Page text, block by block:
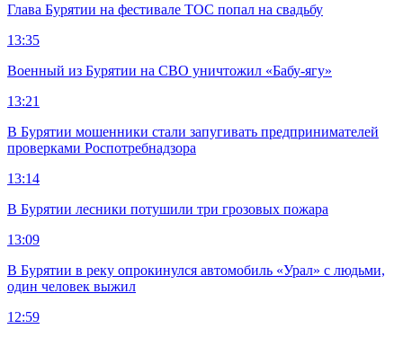
Глава Бурятии на фестивале ТОС попал на свадьбу
13:35
Военный из Бурятии на СВО уничтожил «Бабу-ягу»
13:21
В Бурятии мошенники стали запугивать предпринимателей
проверками Роспотребнадзора
13:14
В Бурятии лесники потушили три грозовых пожара
13:09
В Бурятии в реку опрокинулся автомобиль «Урал» с людьми,
один человек выжил
12:59